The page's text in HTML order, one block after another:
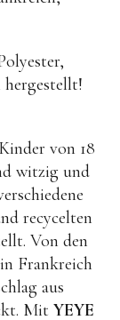
hergestellt!
von 18
witzig und
recycelten
Von den
Frankreich
aus
Mit YEYE